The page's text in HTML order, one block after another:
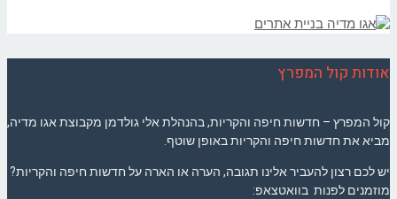
אודות קול המפרץ
קול המפרץ – חדשות חיפה והקריות, בהנהלת אלי גולדמן מקבוצת אגו מדיה,
מביא את חדשות חיפה והקריות באופן שוטף.
יש לכם רצון להעביר אלינו תגובה, הערה או הארה על חדשות חיפה והקריות?
מוזמנים לפנות בוואטצאפ: